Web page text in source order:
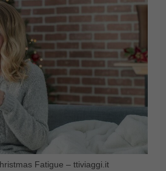
Fatigue – ttiviaggi.it